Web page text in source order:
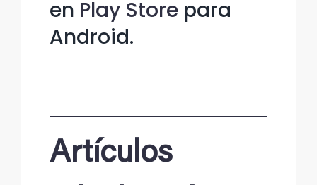
en Play Store para
Android.
Artículos